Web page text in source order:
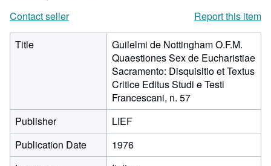
Contact seller
Report this item
Title
Guilelmi de Nottingham O.F.M.
Quaestiones Sex de Eucharistiae
Sacramento: Disquisitio et Textus
Critice Editus Studi e Testi
Francescani, n. 57
Publisher
LIEF
Publication Date
1976